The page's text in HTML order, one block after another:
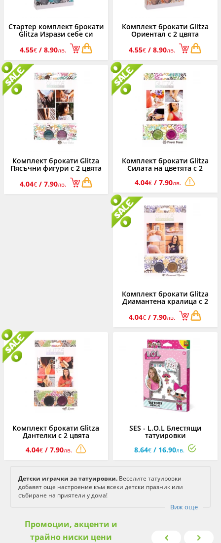
Стартер комплект брокати
Glitza Изрази себе си
4.55€/ 8.90лв.
Комплект брокати Glitza
Ориентал с 2 цвята
4.55€ / 8.90лв.
Комплект брокати Glitza
Пясъчни фигури с 2 цвята
4.04€/ 7.90лв.
Комплект брокати Glitza
Силата на цветята с 2
4.04€ / 7.90лв.
Комплект брокати Glitza
Диамантена кралица с 2
4.04€ / 7.90лв.
Комплект брокати Glitza
Дантелки с 2 цвята
4.04€/ 7.90лв.
SES - L.O.L Блестящи
татуировки
8.64€/ 16.90лв.
Детски играчки за татуировки. Веселите татуировки
добавят още настроение към всеки детски празник или
събиране на приятели у дома!
Виж още
Промоции, акценти и
трайно ниски цени